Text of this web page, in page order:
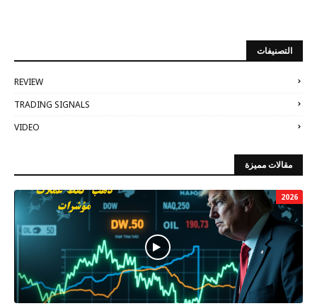
التصنيفات
REVIEW
TRADING SIGNALS
VIDEO
مقالات مميزة
2026